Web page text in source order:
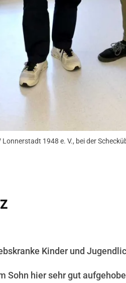
1948 e. V., bei der
Kinder und
hier sehr gut